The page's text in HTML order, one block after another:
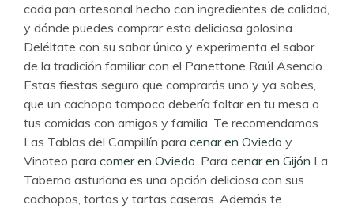
cada pan artesanal hecho con ingredientes de calidad,
y dónde puedes comprar esta deliciosa golosina.
Deléitate con su sabor único y experimenta el sabor
de la tradición familiar con el Panettone Raúl Asencio.
Estas fiestas seguro que comprarás uno y ya sabes,
que un cachopo tampoco debería faltar en tu mesa o
tus comidas con amigos y familia. Te recomendamos
Las Tablas del Campillín para cenar en Oviedo y
Vinoteo para comer en Oviedo. Para cenar en Gijón La
Taberna asturiana es una opción deliciosa con sus
cachopos, tortos y tartas caseras. Además te